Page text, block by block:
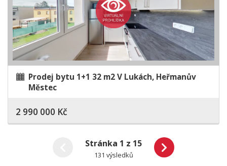
Prodej bytu 1+1 32 m2 V Lukách, Heřmanův
Městec
2 990 000 Kč
Stránka 1 z 15
131 výsledků